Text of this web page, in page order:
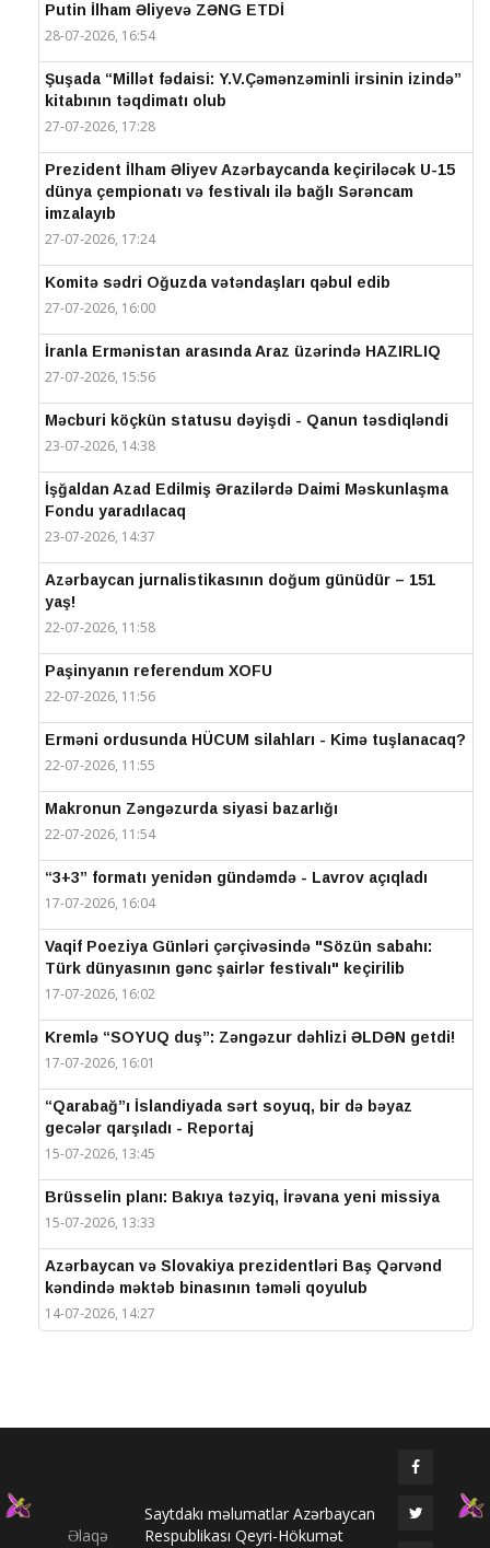
Putin İlham Əliyevə ZƏNG ETDİ
28-07-2026, 16:54
Şuşada “Millət fədaisi: Y.V.Çəmənzəminli irsinin izində”
kitabının təqdimatı olub
27-07-2026, 17:28
Prezident İlham Əliyev Azərbaycanda keçiriləcək U-15
dünya çempionatı və festivalı ilə bağlı Sərəncam
imzalayıb
27-07-2026, 17:24
Komitə sədri Oğuzda vətəndaşları qəbul edib
27-07-2026, 16:00
İranla Ermənistan arasında Araz üzərində HAZIRLIQ
27-07-2026, 15:56
Məcburi köçkün statusu dəyişdi - Qanun təsdiqləndi
23-07-2026, 14:38
İşğaldan Azad Edilmiş Ərazilərdə Daimi Məskunlaşma
Fondu yaradılacaq
23-07-2026, 14:37
Azərbaycan jurnalistikasının doğum günüdür – 151
yaş!
22-07-2026, 11:58
Paşinyanın referendum XOFU
22-07-2026, 11:56
Erməni ordusunda HÜCUM silahları - Kimə tuşlanacaq?
22-07-2026, 11:55
Makronun Zəngəzurda siyasi bazarlığı
22-07-2026, 11:54
“3+3” formatı yenidən gündəmdə - Lavrov açıqladı
17-07-2026, 16:04
Vaqif Poeziya Günləri çərçivəsində "Sözün sabahı:
Türk dünyasının gənc şairlər festivalı" keçirilib
17-07-2026, 16:02
Kremlə “SOYUQ duş”: Zəngəzur dəhlizi ƏLDƏN getdi!
17-07-2026, 16:01
“Qarabağ”ı İslandiyada sərt soyuq, bir də bəyaz
gecələr qarşıladı - Reportaj
15-07-2026, 13:45
Brüsselin planı: Bakıya təzyiq, İrəvana yeni missiya
15-07-2026, 13:33
Azərbaycan və Slovakiya prezidentləri Baş Qərvənd
kəndində məktəb binasının təməli qoyulub
14-07-2026, 14:27
Prezidentlər Şuşada mətbuata bəyanatlarla çıxış
Elməddin Behbud: “IV Şuşa Qlobal Media Forumu
beynəlxalq media əməkdaşlığının nüfuzlu
Əlaqə
Saytdakı məlumatlar Azərbaycan
Respublikası Qeyri-Hökumət